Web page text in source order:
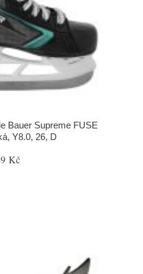
Bauer Supreme FUSE
Y8.0, 26, D
Kč